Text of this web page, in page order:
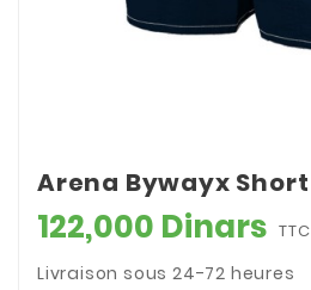
Arena Bywayx Short
122,000 Dinars TTC
Livraison sous 24-72 heures